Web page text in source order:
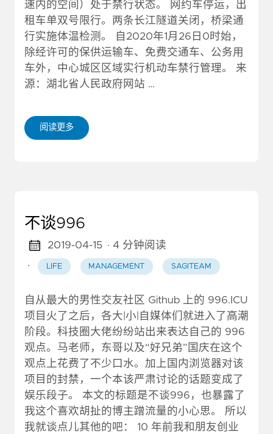
速内的空间）处于禁行状态。 网约车停运，出
租车单双号限行。两条长江隧道关闭，桥梁通
行实施体温检测。 自2020年1月26日0时始，
除经许可的保供运输车、免费交通车、公务用
车外，中心城区区域实行机动车禁行管理。 来
源：湖北省人民政府网站 …
阅读更多
不谈996
2019-04-15 · 4 分钟阅读
·
LIFE MANAGEMENT SAGITEAM
自从最大的男性交友社区 Github 上的 996.ICU
项目火了之后，各大|小|自媒体们就进入了高潮
阶段。科技圈大佬纷纷站出来表达自己的 996
观点。马老师，东哥以及“好兄弟”国庆在这个
观点上花费了不少口水。加上国内浏览器对该
项目的封禁，一个本该严肃讨论的话题变成了
娱乐段子。 本文的标题是不谈996，也暴露了
我这个喜欢胡扯的博主蹭流量的小心思。 所以
我就谈点儿其他的吧： 10 年前我和朋友创业